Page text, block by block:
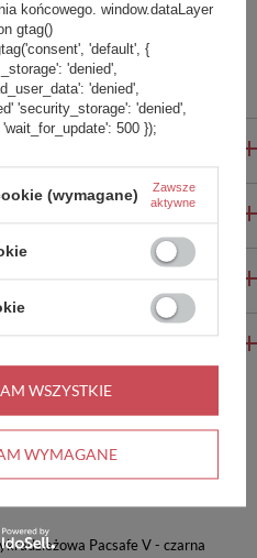
stacjonarnym
:)
Pacsafe V - czarna
końcowego. window.dataLayer
gtag()
'default', {
'denied',
'denied',
'security_storage': 'denied',
500 });
(wymagane)
Zawsze
aktywne
WYMAGANE
WSZYSTKIE